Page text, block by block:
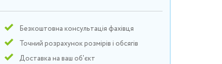
Безкоштовна консультація фахівця
Точний розрахунок розмірів і обсягів
Доставка на ваш об'єкт